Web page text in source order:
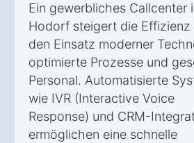
Ein gewerbliches Callcenter
Hodorf steigert die Effizienz
den Einsatz moderner
optimierte Prozesse und
Personal. Automatisierte
wie IVR (Interactive Voice
Response) und CRM-
ermöglichen eine schnelle